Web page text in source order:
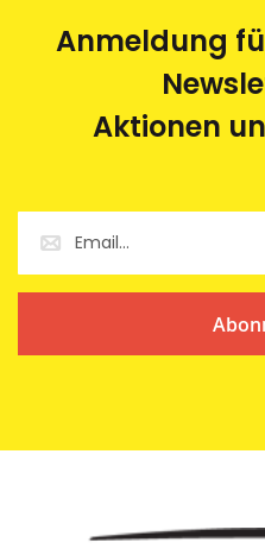
Anmeldung
Aktionen